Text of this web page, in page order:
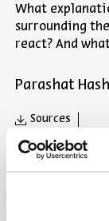
What
surrounding
react? And
Parashat
Sources